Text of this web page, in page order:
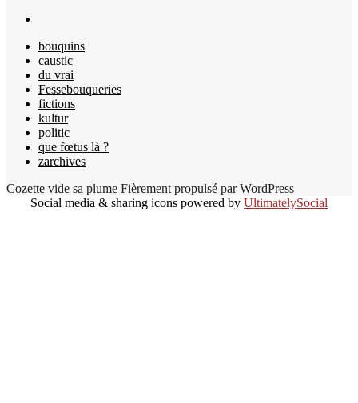
bouquins
caustic
du vrai
Fessebouqueries
fictions
kultur
politic
que fœtus là ?
zarchives
Cozette vide sa plume Fièrement propulsé par WordPress
Social media & sharing icons powered by UltimatelySocial